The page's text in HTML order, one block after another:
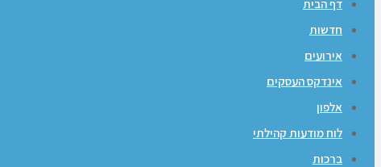
דף הבית
חדשות
אירועים
אינדקס העסקים
אלפון
לוח מודעות קהילתי
ברכות